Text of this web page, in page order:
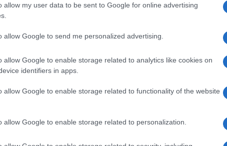
allow my user data to be sent to Google for online advertising
allow Google to send me personalized advertising.
allow Google to enable storage related to analytics like cookies on
identifiers in apps.
allow Google to enable storage related to functionality of the website
allow Google to enable storage related to personalization.
e possono essere utilizzati per dare vita a
Infine, hanno spesso un
caso in cui l’allestimento preveda
e non è amante dei fiori e delle
che solo le decorazioni floreali sanno
un tipo diallestimento alternativo fatto